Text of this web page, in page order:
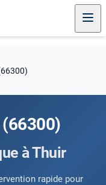
à Thuir
rapide pour